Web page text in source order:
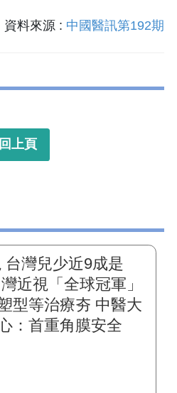
資料來源 : 中國醫訊第192期
回上頁